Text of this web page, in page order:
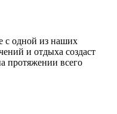
с одной из наших
и отдыха создаст
протяжении всего